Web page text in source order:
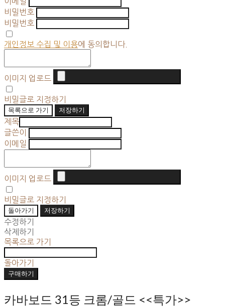
비밀번호
비밀번호
개인정보 수집 및 이용에 동의합니다.
이미지 업로드
비밀글로 지정하기
목록으로 가기
저장하기
제목
글쓴이
이메일
이미지 업로드
비밀글로 지정하기
돌아가기
저장하기
수정하기
삭제하기
목록으로 가기
돌아가기
구매하기
카바보드 31등 크롬/골드 <<특가>>